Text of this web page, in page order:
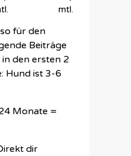
mtl.
für den
Beiträge
den ersten 2
Hund ist 3-6
Monate =
dir